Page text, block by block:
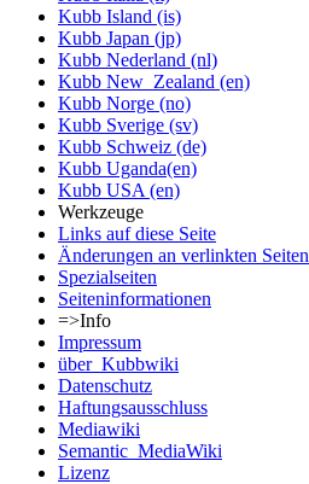
Kubb Island (is)
Kubb Japan (jp)
Kubb Nederland (nl)
Kubb New_Zealand (en)
Kubb Norge (no)
Kubb Sverige (sv)
Kubb Schweiz (de)
Kubb Uganda(en)
Kubb USA (en)
Werkzeuge
Links auf diese Seite
Änderungen an verlinkten Seiten
Spezialseiten
Seiten­informationen
=>Info
Impressum
über_Kubbwiki
Datenschutz
Haftungsausschluss
Mediawiki
Semantic_MediaWiki
Lizenz